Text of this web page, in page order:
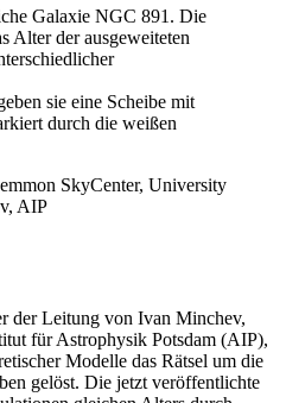
Galaxie NGC 891. Die
Alter der ausgeweiteten
sie eine Scheibe mit
durch die weißen
SkyCenter, University
AIP
der Leitung von Ivan Minchev,
für Astrophysik Potsdam (AIP),
Modelle das Rätsel um die
gelöst. Die jetzt veröffentlichte